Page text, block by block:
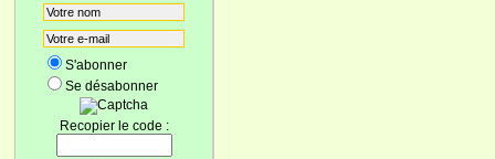
S'abonner
Se désabonner
Recopier le code :